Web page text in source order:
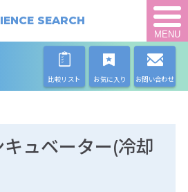
SEARCH
MENU
比較リスト お気に入り お問い合わせ
ュベーター(冷却